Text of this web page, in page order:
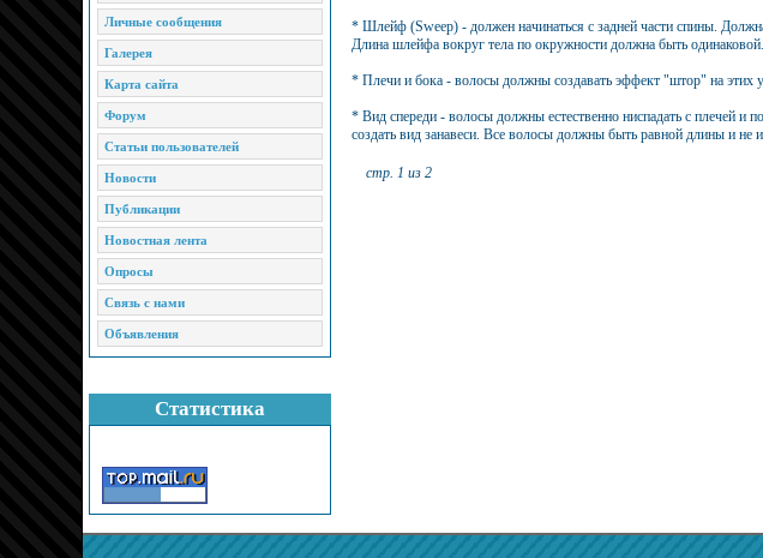
Личные сообщения
Галерея
Карта сайта
Форум
Статьи пользователей
Новости
Публикации
Новостная лента
Опросы
Связь с нами
Объявления
Статистика
* Шлейф (Sweep) - должен начинаться с задней части спины.
Длина шлейфа вокруг тела по окружности должна быть одинаковой.
* Плечи и бока - волосы должны создавать эффект "штор" на этих
* Вид спереди - волосы должны естественно ниспадать с плечей
создать вид занавеси. Все волосы должны быть равной длины и не
стр. 1 из 2